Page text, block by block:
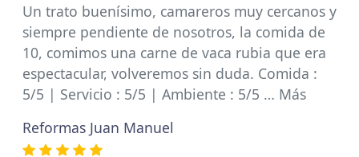
Un trato buenísimo, camareros muy cercanos y
siempre pendiente de nosotros, la comida de
10, comimos una carne de vaca rubia que era
espectacular, volveremos sin duda. Comida :
5/5 | Servicio : 5/5 | Ambiente : 5/5 … Más
Reformas Juan Manuel